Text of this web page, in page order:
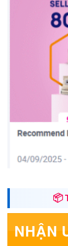
📦
NHẬN